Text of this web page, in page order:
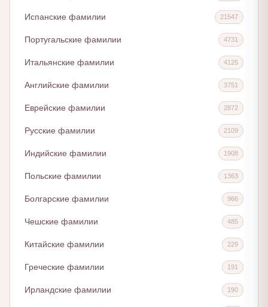
Испанские фамилии 21547
Португальские фамилии 4731
Итальянские фамилии 4125
Английские фамилии 3751
Еврейские фамилии 2872
Русские фамилии 2109
Индийские фамилии 1908
Польские фамилии 1363
Болгарские фамилии 966
Чешские фамилии 485
Китайские фамилии 229
Греческие фамилии 191
Ирландские фамилии 190